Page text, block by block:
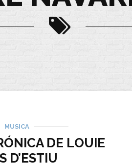
MUSICA
DE LOUIE
D’ESTIU